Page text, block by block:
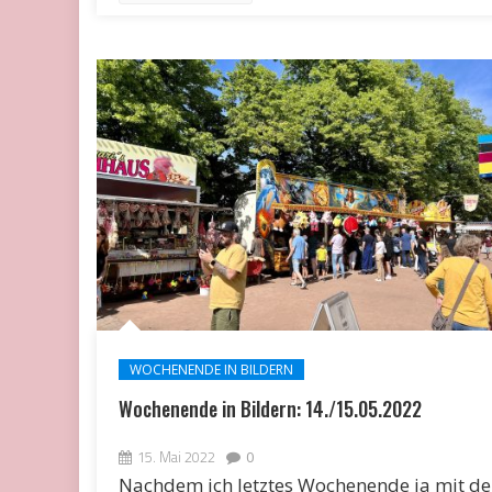
WOCHENENDE IN BILDERN
Wochenende in Bildern: 14./15.05.2022
15. Mai 2022 0
Nachdem ich letztes Wochenende ja mit